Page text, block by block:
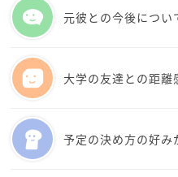
ちしてますね。
係を続けられたらと思
また、味方としてという
です。
改めまして、ご回答いた
ました。
元彼との今後につ
大学の友達との距離
予定の決め方の好み